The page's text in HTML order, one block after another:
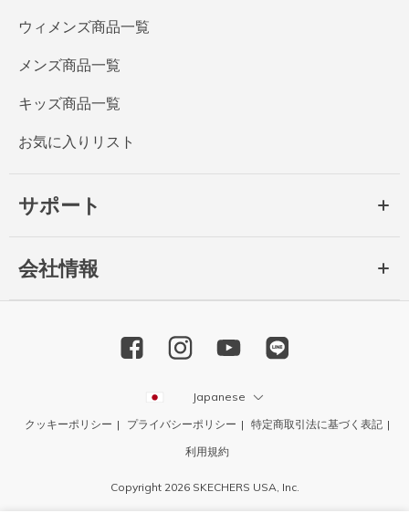
ウィメンズ商品一覧
メンズ商品一覧
キッズ商品一覧
お気に入りリスト
サポート
会社情報
Japanese
クッキーポリシー プライバシーポリシー
特定商取引法に基づく表記
利用規約
Copyright 2026 SKECHERS USA, Inc.